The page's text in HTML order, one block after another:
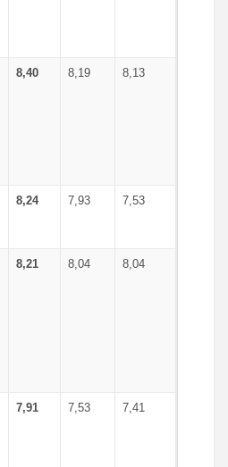
8,40 8,19 8,13
8,24 7,93 7,53
8,21 8,04 8,04
7,91 7,53 7,41